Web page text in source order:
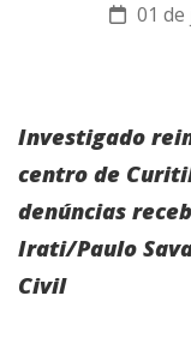
01
Investigado
centro de
denúncias
Irati/Paulo
Civil